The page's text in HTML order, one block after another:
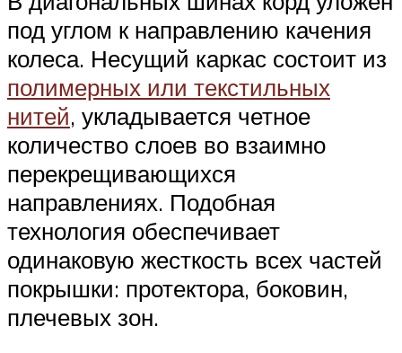
под углом к направлению качения
колеса. Несущий каркас состоит из
полимерных или текстильных
нитей, укладывается четное
количество слоев во взаимно
перекрещивающихся
направлениях. Подобная
технология обеспечивает
одинаковую жесткость всех частей
покрышки: протектора, боковин,
плечевых зон.